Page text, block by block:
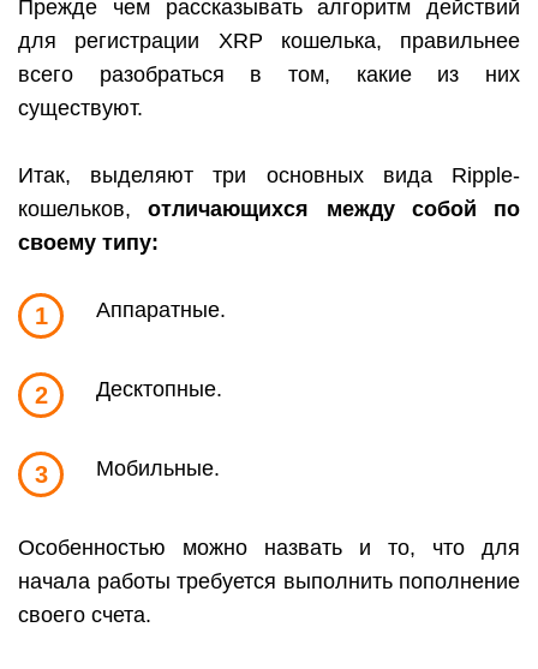
Прежде чем рассказывать алгоритм действий
для регистрации XRP кошелька, правильнее
всего разобраться в том, какие из них
существуют.
Итак, выделяют три основных вида Ripple-
кошельков,отличающихся между собой по
своему типу:
1 Аппаратные.
2 Десктопные.
3 Мобильные.
Особенностью можно назвать и то, что для
начала работы требуется выполнить пополнение
своего счета.